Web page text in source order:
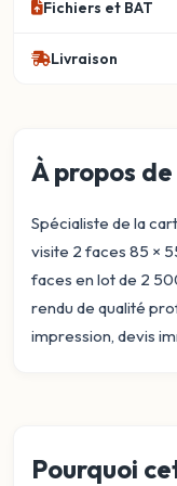
Fichiers et BAT
Livraison
À propos
Spécialiste de la
visite 2 faces 85 ×
faces en lot de 2
rendu de qualité
impression, devis
Pourquoi